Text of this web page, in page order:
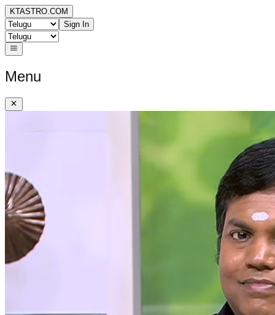
KTASTRO.COM
Sign In
Menu